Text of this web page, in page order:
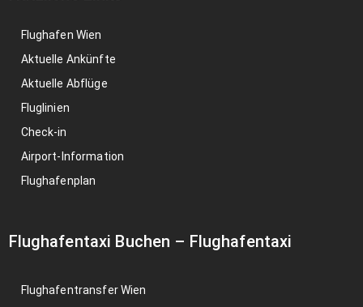
Flughafen Wien
Aktuelle Ankünfte
Aktuelle Abflüge
Fluglinien
Check-in
Airport-Information
Flughafenplan
Flughafentaxi Buchen – Flughafentaxi
Flughafentransfer Wien